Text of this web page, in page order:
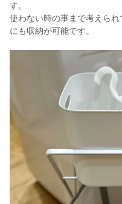
す。
使わない時の事まで考えら
にも収納が可能です。